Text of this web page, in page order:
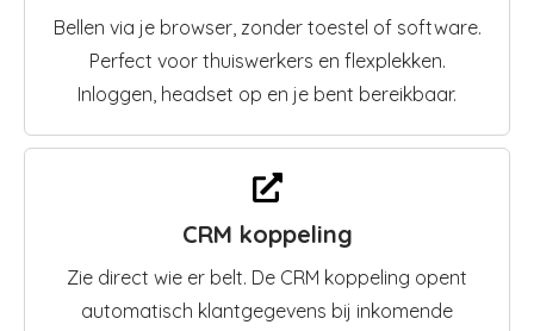
Bellen via je browser, zonder toestel of software.
Perfect voor thuiswerkers en flexplekken.
Inloggen, headset op en je bent bereikbaar.
CRM koppeling
Zie direct wie er belt. De CRM koppeling opent
automatisch klantgegevens bij inkomende